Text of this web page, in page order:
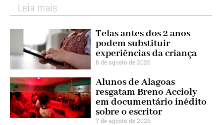
Leia mais
Telas antes dos 2 anos
podem substituir
experiências da criança
8 de agosto de 2026
Alunos de Alagoas
resgatam Breno Accioly
em documentário inédito
sobre o escritor
7 de agosto de 2026